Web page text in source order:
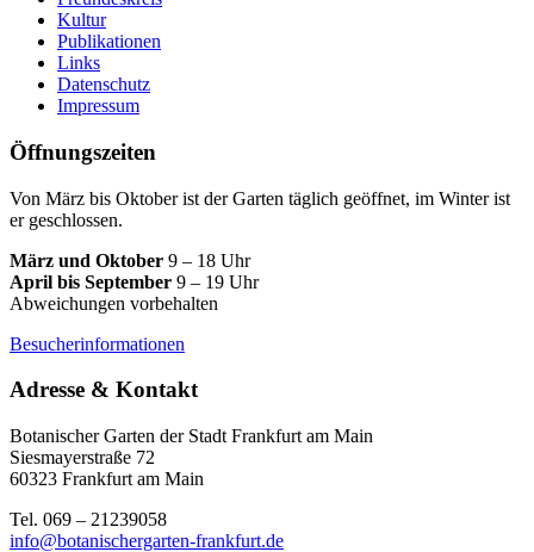
Kultur
Publikationen
Links
Datenschutz
Impressum
Öffnungszeiten
Von März bis Oktober ist der Garten täglich geöffnet, im Winter ist
er geschlossen.
März und Oktober 9 – 18 Uhr
April bis September 9 – 19 Uhr
Abweichungen vorbehalten
Besucherinformationen
Adresse & Kontakt
Botanischer Garten der Stadt Frankfurt am Main
Siesmayerstraße 72
60323 Frankfurt am Main
Tel. 069 – 21239058
info@botanischergarten-frankfurt.de